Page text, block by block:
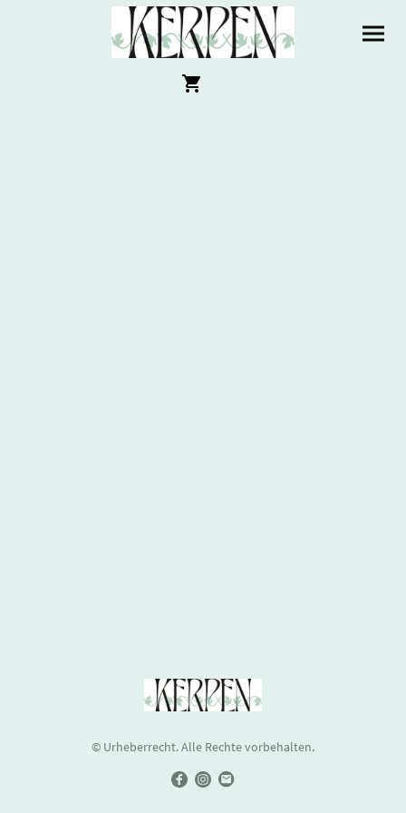
© Urheberrecht. Alle Rechte vorbehalten.